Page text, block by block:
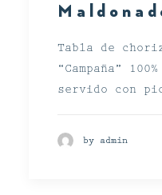
Tabla de
“Campaña”
servido con
by admin